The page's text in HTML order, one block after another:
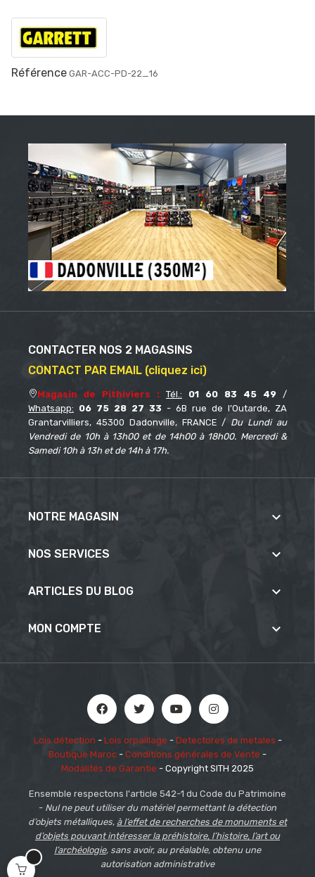
Référence GAR-ACC-PD-22_16
CONTACTER NOS 2 MAGASINS
CONTACT PAR EMAIL (cliquez ici)
Magasin de Pithiviers : Tél.: 01 60 83 45 49 /
Whatsapp: 06 75 28 27 33 - 6B rue de l’Outarde, ZA
Grantarvilliers, 45300 Dadonville, FRANCE / Du Lundi au
Vendredi de 10h à 13h00 et de 14h00 à 18h00. Mercredi &
Samedi 10h à 13h et de 14h à 17h.
NOTRE MAGASIN 
NOS SERVICES 
ARTICLES DU BLOG 
MON COMPTE 
Lois détection - Lois orpaillage - Detectores de metales -
Boutique Maroc - Conditions générales de Vente -
Modalités de Garantie - Copyright SITH 2025
Ensemble respectons l'article 542-1 du Code du Patrimoine
- Nul ne peut utiliser du matériel permettant la détection
d’objets métalliques, à l’effet de recherches de monuments et
d’objets pouvant intéresser la préhistoire, l’histoire, l’art ou
l’archéologie, sans avoir, au préalable, obtenu une
autorisation administrative